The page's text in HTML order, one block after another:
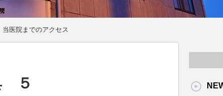
当医院までのアクセス
５